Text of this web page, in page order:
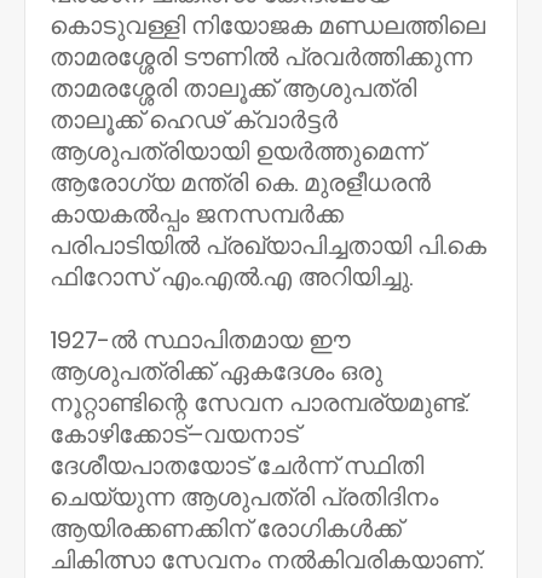
കൊടുവള്ളി നിയോജക മണ്ഡലത്തിലെ
താമരശ്ശേരി ടൗണിൽ പ്രവർത്തിക്കുന്ന
താമരശ്ശേരി താലൂക്ക് ആശുപത്രി
താലൂക്ക് ഹെഢ് ക്വാർട്ടർ
ആശുപത്രിയായി ഉയർത്തുമെന്ന്
ആരോഗ്യ മന്ത്രി കെ. മുരളീധരൻ
കായകൽപ്പം ജനസമ്പർക്ക
പരിപാടിയിൽ പ്രഖ്യാപിച്ചതായി പി.കെ
ഫിറോസ് എം.എൽ.എ അറിയിച്ചു.
1927-ൽ സ്ഥാപിതമായ ഈ
ആശുപത്രിക്ക് ഏകദേശം ഒരു
നൂറ്റാണ്ടിന്റെ സേവന പാരമ്പര്യമുണ്ട്.
കോഴിക്കോട്–വയനാട്
ദേശീയപാതയോട് ചേർന്ന് സ്ഥിതി
ചെയ്യുന്ന ആശുപത്രി പ്രതിദിനം
ആയിരക്കണക്കിന് രോഗികൾക്ക്
ചികിത്സാ സേവനം നൽകിവരികയാണ്.